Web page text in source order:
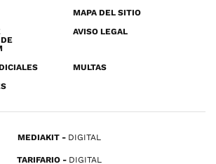
MAPA DEL SITIO
AVISO LEGAL
MULTAS
MEDIAKIT DIGITAL
TARIFARIO DIGITAL